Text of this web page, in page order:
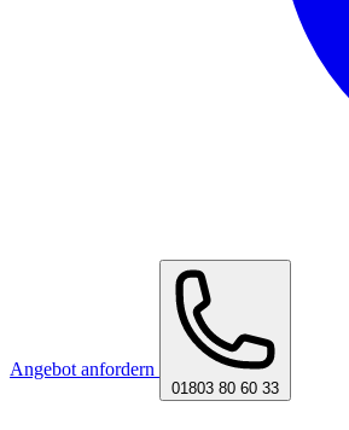
Angebot anfordern
01803 80 60 33